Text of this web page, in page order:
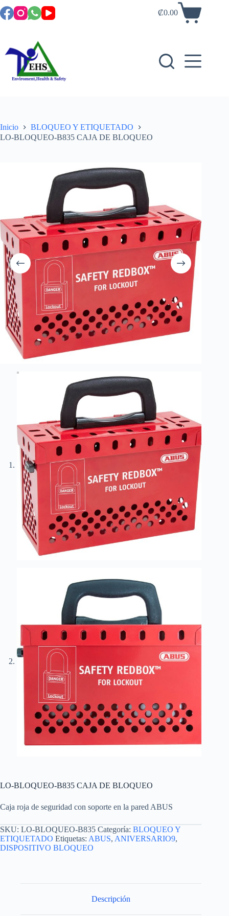
₡0.00
Inicio
BLOQUEO Y ETIQUETADO
LO-BLOQUEO-B835 CAJA DE BLOQUEO
LO-BLOQUEO-B835 CAJA DE BLOQUEO
Caja roja de seguridad con soporte en la pared ABUS
SKU: LO-BLOQUEO-B835 Categoría: BLOQUEO Y
ETIQUETADO Etiquetas: ABUS, ANIVERSARIO9,
DISPOSITIVO BLOQUEO
Descripción